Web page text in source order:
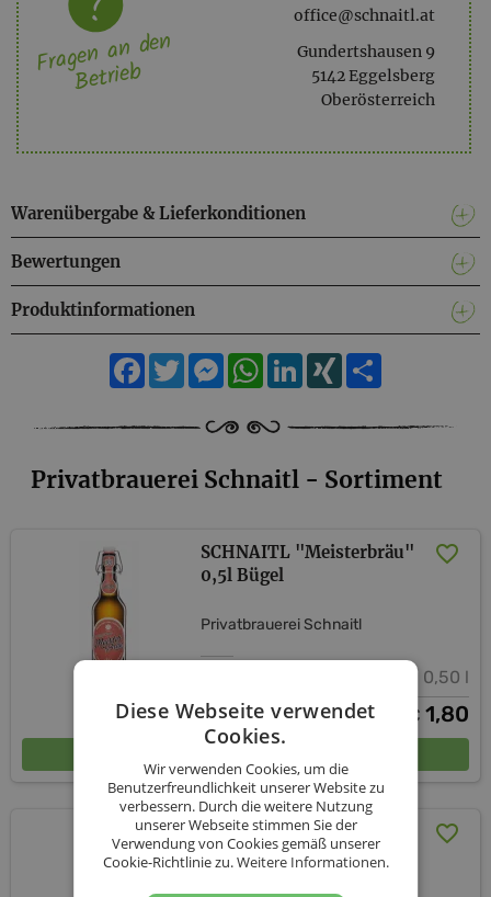
office@schnaitl.at
Gundertshausen 9
5142 Eggelsberg
Oberösterreich
Fragen an den
Betrieb
Warenübergabe & Lieferkonditionen
Bewertungen
Produktinformationen
Facebook
TwitterMessengerWhatsApp
LinkedIn
XING
Privatbrauerei Schnaitl - Sortiment
SCHNAITL "Meisterbräu"
0,5l Bügel
Privatbrauerei Schnaitl
0,50 l
€ 1,80
STILLE NACHT -
Zigarrenbrand 0,20l
Diese Webseite verwendet
Cookies.
Wir verwenden Cookies, um die
Benutzerfreundlichkeit unserer Website zu
verbessern. Durch die weitere Nutzung
unserer Webseite stimmen Sie der
Verwendung von Cookies gemäß unserer
Cookie-Richtlinie zu.Weitere Informationen.